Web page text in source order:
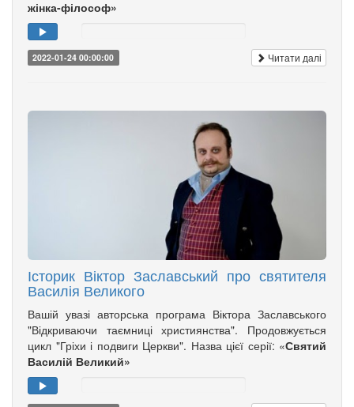
жінка-філософ»
2022-01-24 00:00:00 Читати далі
Історик Віктор Заславський про святителя
Василія Великого
Вашій увазі авторська програма Віктора Заславського
"Відкриваючи таємниці християнства". Продовжується
цикл "Гріхи і подвиги Церкви". Назва цієї серії: «Святий
Василій Великий»